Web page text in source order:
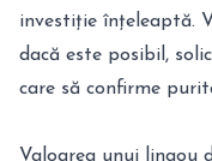
investiție înțeleaptă.
dacă este posibil,
care să confirme
Valoarea unui lingou